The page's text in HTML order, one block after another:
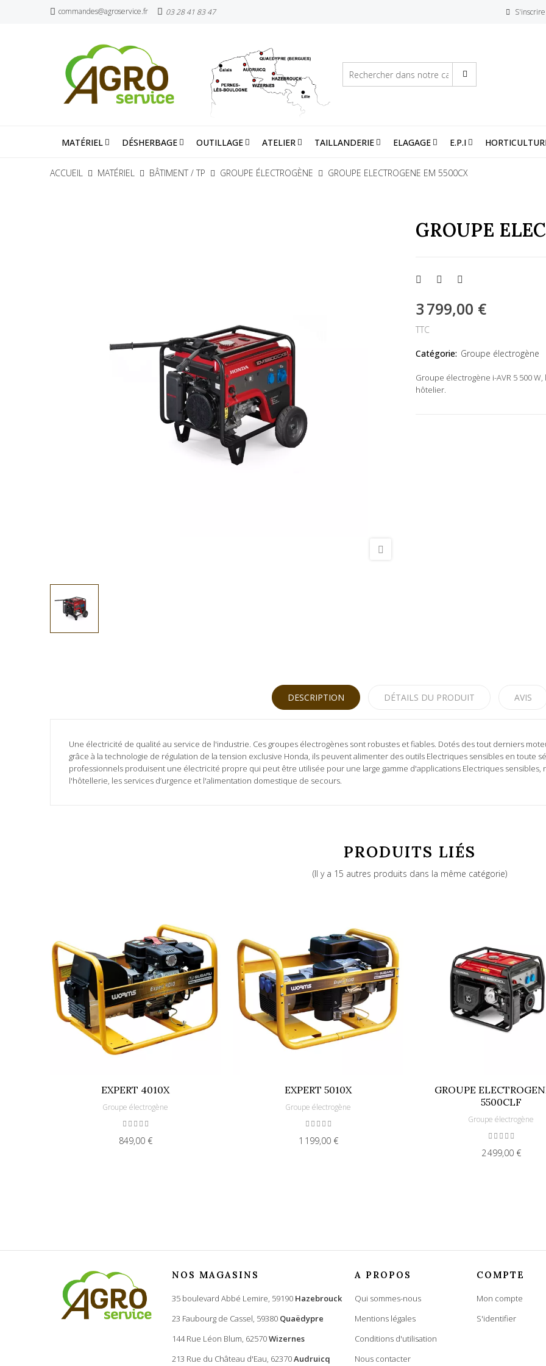
commandes@agroservice.fr 03 28 41 83 47 S'inscrire
MATÉRIEL DÉSHERBAGE OUTILLAGE ATELIER TAILLANDERIE ELAGAGE E.P.I
ACCUEIL MATÉRIEL BÂTIMENT / TP GROUPE ÉLECTROGÈNE GROUPE ELECTROGENE EM 5500CX
GROUPE
3 799,00 €
TTC
Catégorie: Groupe électrogène
Groupe électrogène i-AVR 5 500
hôtelier.
DESCRIPTION DÉTAILS DU PRODUIT AVIS
Une électricité de qualité au service de l'industrie. Ces groupes électrogènes sont robustes et fiables. Dotés des tout derniers
grâce à la technologie de régulation de la tension exclusive Honda, ils peuvent alimenter des outils Electriques sensibles en toute
professionnels produisent une électricité propre qui peut être utilisée pour une large gamme d'applications Electriques
l'hôtellerie, les services d’urgence et l'alimentation domestique de secours.
PRODUITS LIÉS
(Il y a 15 autres produits dans la même catégorie)
EXPERT 4010X
Groupe électrogène
849,00 €
EXPERT 5010X
Groupe électrogène
1 199,00 €
GROUPE
5500CLF
Groupe électrogène
2 499,00 €
NOS MAGASINS
35 boulevard Abbé Lemire, 59190 Hazebrouck
23 Faubourg de Cassel, 59380 Quaëdypre
144 Rue Léon Blum, 62570Wizernes
213 Rue du Château d'Eau, 62370Audruicq
A PROPOS
Qui sommes-nous
Mentions légales
Conditions d'utilisation
Nous contacter
COMPTE
Mon compte
S'identifier